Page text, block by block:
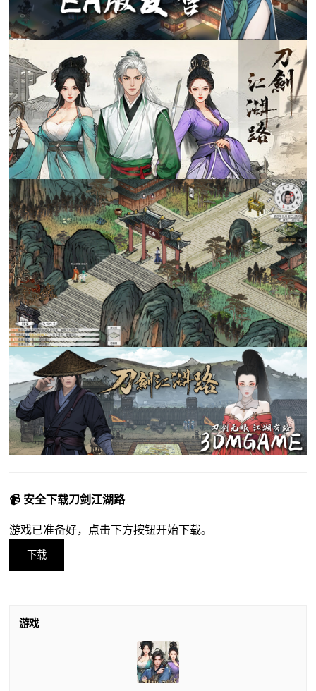
📹 安全下载刀剑江湖路
游戏已准备好，点击下方按钮开始下载。
下载
游戏